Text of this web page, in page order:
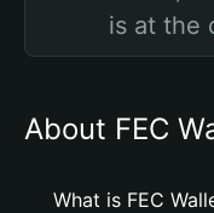
is at the
About FEC
What is FEC